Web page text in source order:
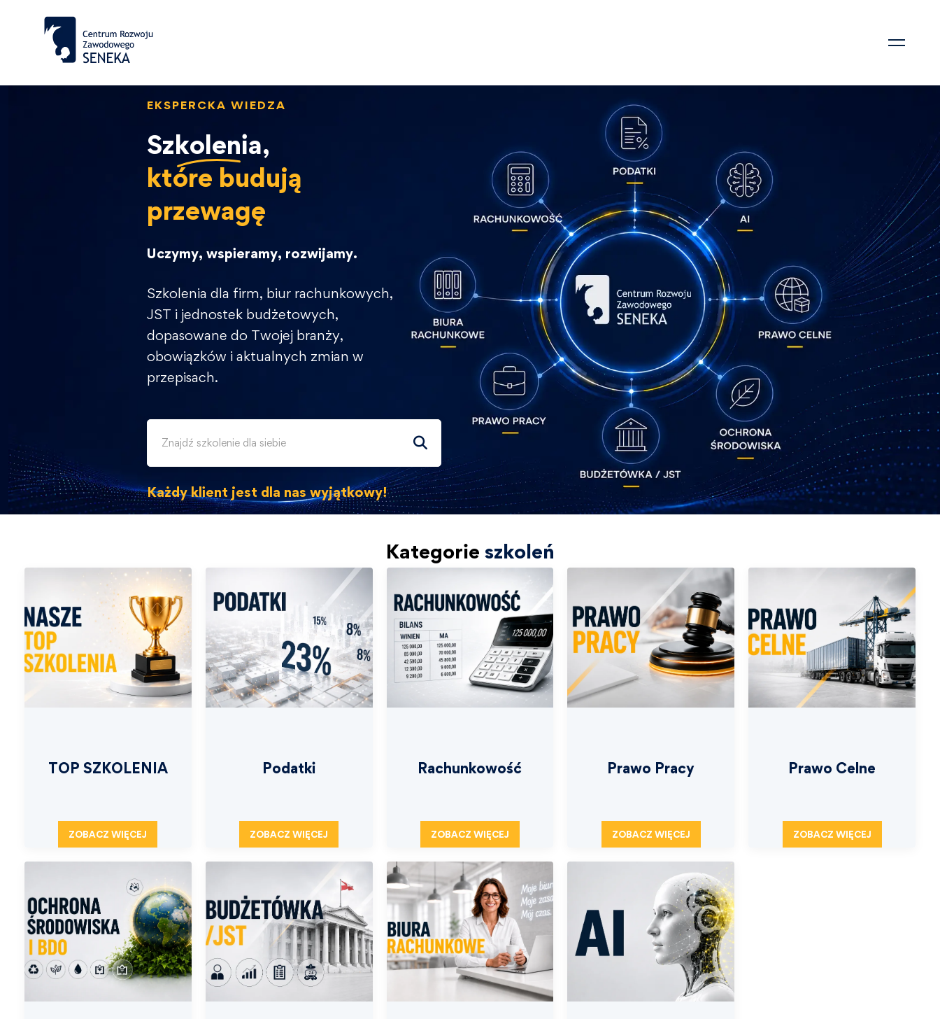
EKSPERCKA WIEDZA
Szkolenia,
które budują
przewagę
Uczymy, wspieramy, rozwijamy.
Szkolenia dla firm, biur rachunkowych,
JST i jednostek budżetowych,
dopasowane do Twojej branży,
obowiązków i aktualnych zmian w
przepisach.
Każdy klient jest dla nas wyjątkowy!
Kategorie szkoleń
TOP SZKOLENIA
ZOBACZ WIĘCEJ
Podatki
ZOBACZ WIĘCEJ
Rachunkowość
ZOBACZ WIĘCEJ
Prawo Pracy
ZOBACZ WIĘCEJ
Prawo Celne
ZOBACZ WIĘCEJ